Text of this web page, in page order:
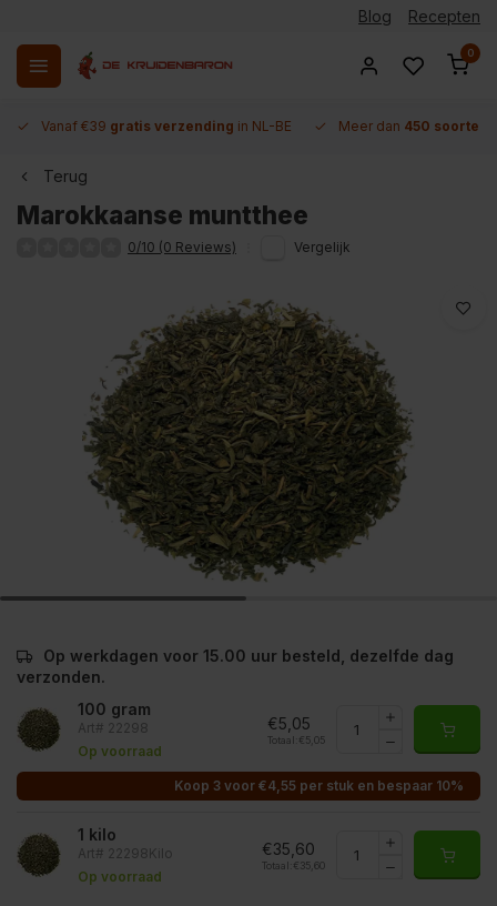
Blog Recepten
0
Vanaf €39 gratis verzending in NL-BE Meer dan 450 soorten
Terug
Marokkaanse muntthee
0/10 (0 Reviews) Vergelijk
Op werkdagen voor 15.00 uur besteld, dezelfde dag
verzonden.
100 gram
Art# 22298
Op voorraad
€5,05
Totaal: €5,05
Koop 3 voor €4,55 per stuk en bespaar 10%
1 kilo
Art# 22298Kilo
Op voorraad
€35,60
Totaal: €35,60